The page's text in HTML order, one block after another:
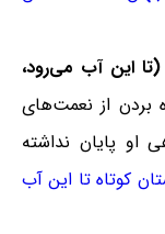
این آب می‌رود،
بردن از نعمت‌های
او پایان نداشته
کوتاه تا این آب